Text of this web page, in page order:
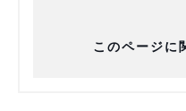
このページに